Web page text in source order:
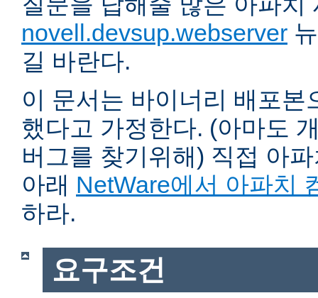
novell.devsup.webserver
길 바란다.
이 문서는 바이너리 배포본
했다고 가정한다. (아마도
버그를 찾기위해) 직접 아
아래 NetWare에서 아파치
하라.
요구조건